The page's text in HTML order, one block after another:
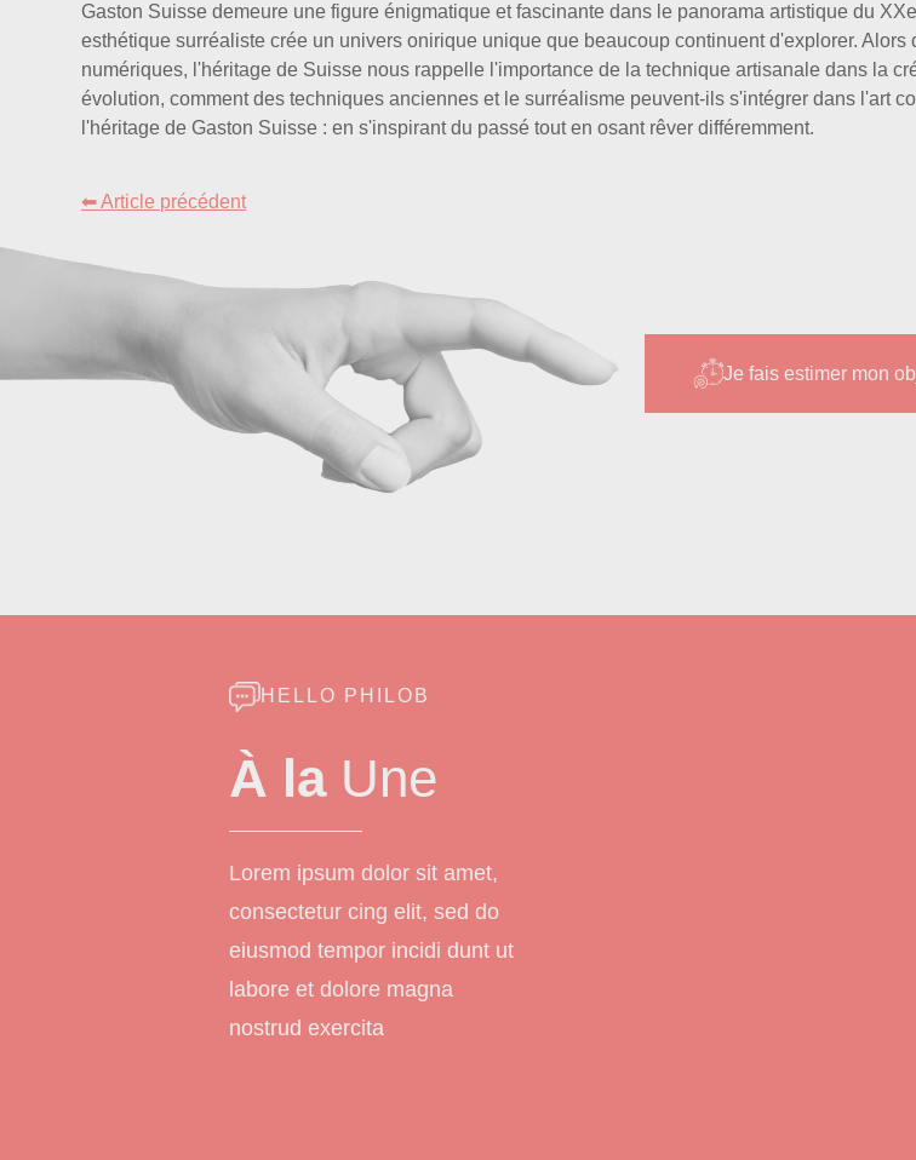
Gaston Suisse demeure une figure énigmatique et fascinante dans le panorama artistique du
esthétique surréaliste crée un univers onirique unique que beaucoup continuent d'explorer.
numériques, l'héritage de Suisse nous rappelle l'importance de la technique artisanale dans la
évolution, comment des techniques anciennes et le surréalisme peuvent-ils s'intégrer dans l'art
l'héritage de Gaston Suisse : en s'inspirant du passé tout en osant rêver différemment.
⬅ Article précédent
Je fais estimer mon
HELLO PHILOB
À laUne
Lorem ipsum dolor sit amet,
consectetur cing elit, sed do
eiusmod tempor incidi dunt ut
labore et dolore magna
nostrud exercita